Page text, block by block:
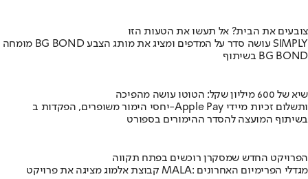
צובעים את הבית? אל תעשו את הטעות הזו
מומחה BG BOND עושה סדר על המדפים ומציג את מותג הצבע SIMPLY
בשיתוף BG BOND
שיא של 600 מיליון שקל: הטוטו עושה מהפיכה
יחסי הימור משופרים, הפקדות ב-Apple Pay ותשלום זכיות מיידי
בשיתוף המועצה להסדר ההימורים בספורט
הפרויקט החדש שמסקרן רוכשים בפתח תקווה
קבוצת אלמוג מציגה את פרויקט MALA: מגדלי הפרימיום האחרונים